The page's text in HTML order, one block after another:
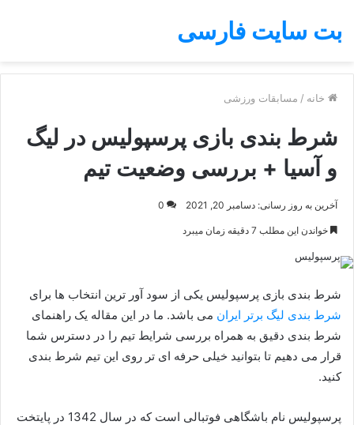
بت سایت فارسی
خانه / مسابقات ورزشی
شرط بندی بازی پرسپولیس در لیگ
و آسیا + بررسی وضعیت تیم
آخرین به روز رسانی: دسامبر 20, 2021 0
خواندن این مطلب 7 دقیقه زمان میبرد
شرط بندی بازی پرسپولیس یکی از سود آور ترین انتخاب ها برای
شرط بندی لیگ برتر ایران می باشد. ما در این مقاله یک راهنمای
شرط بندی دقیق به همراه بررسی شرایط تیم را در دسترس شما
قرار می دهیم تا بتوانید خیلی حرفه ای تر روی این تیم شرط بندی
کنید.
پرسپولیس نام باشگاهی فوتبالی است که در سال 1342 در پایتخت